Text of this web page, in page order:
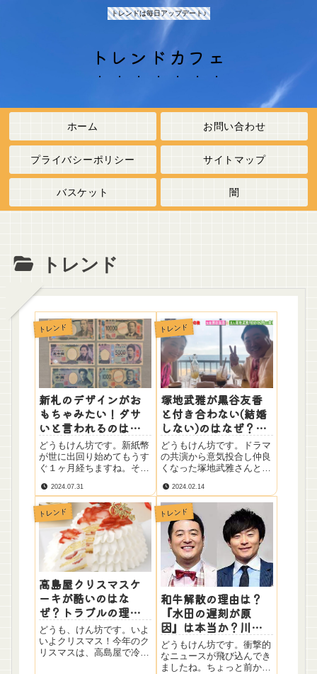
トレンドは毎日アップデート♪
トレンドカフェ
ホーム お問い合わせ
プライバシーポリシー サイトマップ
バスケット 闇
トレンド
トレンド
新札のデザインがお
もちゃみたい！ダサ
いと言われるのはな
ぜ？デザインの人物
は何した人？
どうもけん坊です。新紙幣
が世に出回り始めてもうす
ぐ１ヶ月経ちますね。そろ
の紙幣が来た頃ではないで
しょうか？そんな新紙幣
(新札)ですが、手に取って
みて『おもちゃみたい』
『デザインダサい』『デザ
インの人誰？』などと思っ
た...
2024.07.31
トレンド
塚地武雅が黒谷友香
と付き合わない(結婚
しない)のはなぜ？理
由は？その後はどう
なった？
どうもけん坊です。ドラマ
の共演から意気投合し仲良
くなった塚地武雅さんと黒
てればどうなった？』の番
組で黒谷友香さんが塚地武
雅さんに告白してからも結
婚どころか付き合うことす
らしていないようです。2
月13日に放送された時に...
2024.02.14
トレンド
高島屋クリスマスケ
ーキが酷いのはな
ぜ？トラブルの理由
は冷凍不足？配送業
者？
どうも、けん坊です。いよ
いよクリスマス！今年のク
リスマスは、高島屋で冷凍
トレンド
和牛解散の理由は？
『水田の遅刻が原
因』は本当か？川西
が心配の声
どうもけん坊です。衝撃的
なニュースが飛び込んでき
ましたね。ちょっと前から